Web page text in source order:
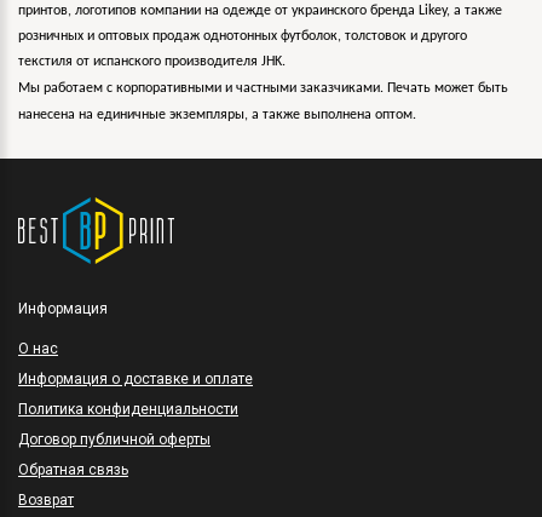
принтов, логотипов компании на одежде от украинского бренда Likey, а также
розничных и оптовых продаж однотонных футболок, толстовок и другого
текстиля от испанского производителя JHK.
Мы работаем с корпоративными и частными заказчиками. Печать может быть
нанесена на единичные экземпляры, а также выполнена оптом.
Информация
O нас
Информация о доставке и оплате
Политика конфиденциальности
Договор публичной оферты
Обратная связь
Возврат